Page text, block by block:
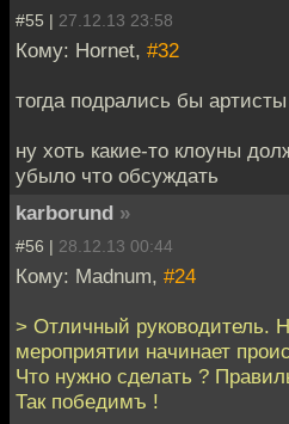
#55 | 27.12.13 23:58
Кому: Hornet, #32
тогда подрались бы артисты
ну хоть какие-то клоуны
убыло что обсуждать
karborund »
#56 | 28.12.13 00:44
Кому: Madnum, #24
> Отличный руководитель.
мероприятии начинает
Что нужно сделать ?
Так победимъ !